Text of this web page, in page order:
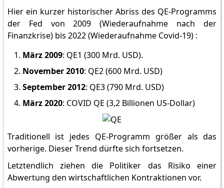
Hier ein kurzer historischer Abriss des QE-Programms
der Fed von 2009 (Wiederaufnahme nach der
Finanzkrise) bis 2022 (Wiederaufnahme Covid-19) :
März 2009: QE1 (300 Mrd. USD).
November 2010: QE2 (600 Mrd. USD)
September 2012: QE3 (790 Mrd. USD)
März 2020: COVID QE (3,2 Billionen US-Dollar)
Traditionell ist jedes QE-Programm größer als das
vorherige. Dieser Trend dürfte sich fortsetzen.
Letztendlich ziehen die Politiker das Risiko einer
Abwertung den wirtschaftlichen Kontraktionen vor.